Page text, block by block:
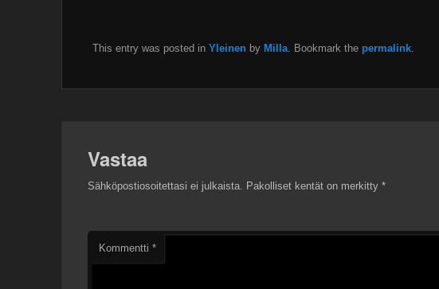
This entry was posted in Yleinen by Milla . Bookmark the permalink
Vastaa
Sähköpostiosoitettasi ei julkaista. Pakolliset kentät on merkitty *
Kommentti *